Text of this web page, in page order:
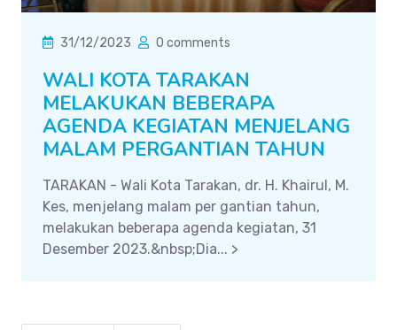
31/12/2023 0 comments
WALI KOTA TARAKAN
MELAKUKAN BEBERAPA
AGENDA KEGIATAN MENJELANG
MALAM PERGANTIAN TAHUN
TARAKAN - Wali Kota Tarakan, dr. H. Khairul, M.
Kes, menjelang malam per gantian tahun,
melakukan beberapa agenda kegiatan, 31
Desember 2023.&nbsp;Dia... >